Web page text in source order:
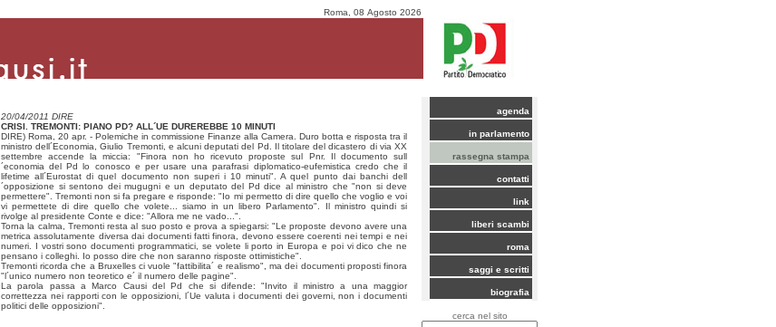
Roma, 08 Agosto 2026
20/04/2011 DIRE
CRISI. TREMONTI: PIANO PD? ALL´UE DUREREBBE 10 MINUTI
DIRE) Roma, 20 apr. - Polemiche in commissione Finanze alla Camera. Duro botta e risposta tra il
ministro dell´Economia, Giulio Tremonti, e alcuni deputati del Pd. Il titolare del dicastero di via XX
settembre accende la miccia: "Finora non ho ricevuto proposte sul Pnr. Il documento sull
´economia del Pd lo conosco e per usare una parafrasi diplomatico-eufemistica credo che il
lifetime all´Eurostat di quel documento non superi i 10 minuti". A quel punto dai banchi dell
´opposizione si sentono dei mugugni e un deputato del Pd dice al ministro che "non si deve
permettere". Tremonti non si fa pregare e risponde: "Io mi permetto di dire quello che voglio e voi
vi permettete di dire quello che volete... siamo in un libero Parlamento". Il ministro quindi si
rivolge al presidente Conte e dice: "Allora me ne vado...".
Torna la calma, Tremonti resta al suo posto e prova a spiegarsi: "Le proposte devono avere una
metrica assolutamente diversa dai documenti fatti finora, devono essere coerenti nei tempi e nei
numeri. I vostri sono documenti programmatici, se volete li porto in Europa e poi vi dico che ne
pensano i colleghi. Io posso dire che non saranno risposte ottimistiche".
Tremonti ricorda che a Bruxelles ci vuole "fattibilita´ e realismo", ma dei documenti proposti finora
"l´unico numero non teoretico e´ il numero delle pagine".
La parola passa a Marco Causi del Pd che si difende: "Invito il ministro a una maggior
correttezza nei rapporti con le opposizioni, l´Ue valuta i documenti dei governi, non i documenti
politici delle opposizioni".
agenda
in parlamento
rassegna stampa
contatti
link
liberi scambi
roma
saggi e scritti
biografia
cerca nel sito